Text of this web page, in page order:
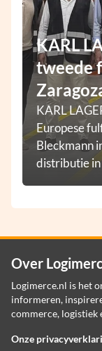
KARL
tweede
KARL
Europese
Bleckmann
distributie in
Over
Logimerce.nl is het
informeren,
commerce,
Onze